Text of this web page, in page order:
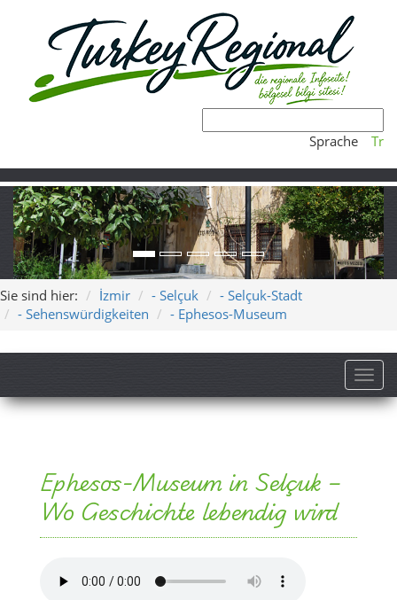
Sprache Tr
Sie sind hier: İzmir - Selçuk
- Selçuk-Stadt
- Sehenswürdigkeiten
- Ephesos-Museum
Ephesos-Museum in Selçuk –
Wo Geschichte lebendig wird